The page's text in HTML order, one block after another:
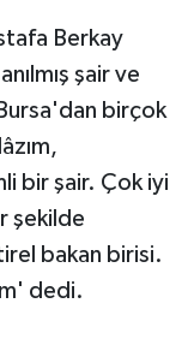
Berkay
şair ve
birçok
bir şair. Çok iyi
şekilde
bakan birisi.
dedi.